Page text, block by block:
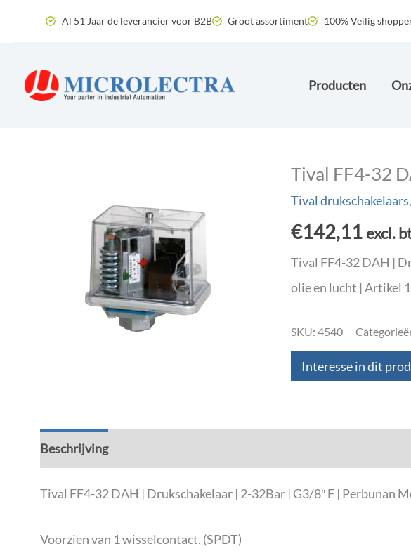
inhoud
Al 51 Jaar de leverancier voor B2B Groot assortiment 100% Veilig
Producten
Tival FF4-32
Tival drukschakelaars,
€142,11 excl.
Tival FF4-32 DAH |
olie en lucht | Artikel
SKU: 4540
Interesse in dit
Beschrijving
Tival FF4-32 DAH | Drukschakelaar | 2-32Bar | G3/8″ F |
Voorzien van 1 wisselcontact. (SPDT)